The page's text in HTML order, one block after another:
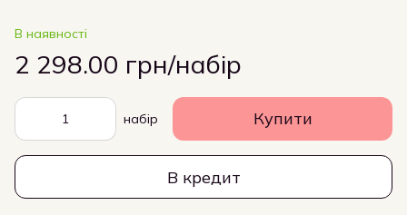
В наявності
2 298.00 грн/набір
набір Купити
В кредит